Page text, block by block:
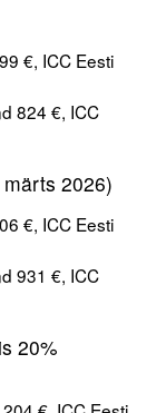
€, ICC Eesti
824 €, ICC
2026)
€, ICC Eesti
931 €, ICC
20%